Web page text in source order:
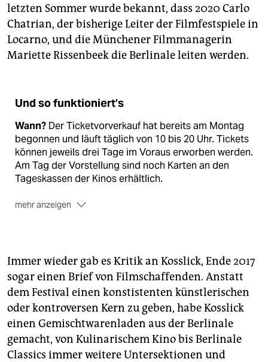
letzten Sommer wurde bekannt, dass 2020 Carlo
Chatrian, der bisherige Leiter der Filmfestspiele in
Locarno, und die Münchener Filmmanagerin
Mariette Rissenbeek die Berlinale leiten werden.
Und so funktioniert’s
Wann? Der Ticketvorverkauf hat bereits am Montag
begonnen und läuft täglich von 10 bis 20 Uhr. Tickets
können jeweils drei Tage im Voraus erworben werden.
Am Tag der Vorstellung sind noch Karten an den
Tageskassen der Kinos erhältlich.
mehr anzeigen
Festspiele, in der Audi City Berlin am Kurfürstendamm
195. Außerdem kann man Tickets auch an vielen
Theaterkassen kaufen, allerdings zuzüglich einer
Vorverkaufsgebühr von 2 Euro pro Ticket.
Online?Auch im Netz ist es ratsam, schon morgens
um 10 Uhr die Karten für die Filme zu kaufen, die man
in drei Tagen sehen möchte. Aber Vorsicht: Das
Kontingent ist begrenzt und der Server oft überlastet.
Immer wieder gab es Kritik an Kosslick, Ende 2017
sogar einen Brief von Filmschaffenden. Anstatt
dem Festival einen konstistenten künstlerischen
oder kontroversen Kern zu geben, habe Kosslick
einen Gemischtwarenladen aus der Berlinale
gemacht, von Kulinarischem Kino bis Berlinale
Classics immer weitere Untersektionen und